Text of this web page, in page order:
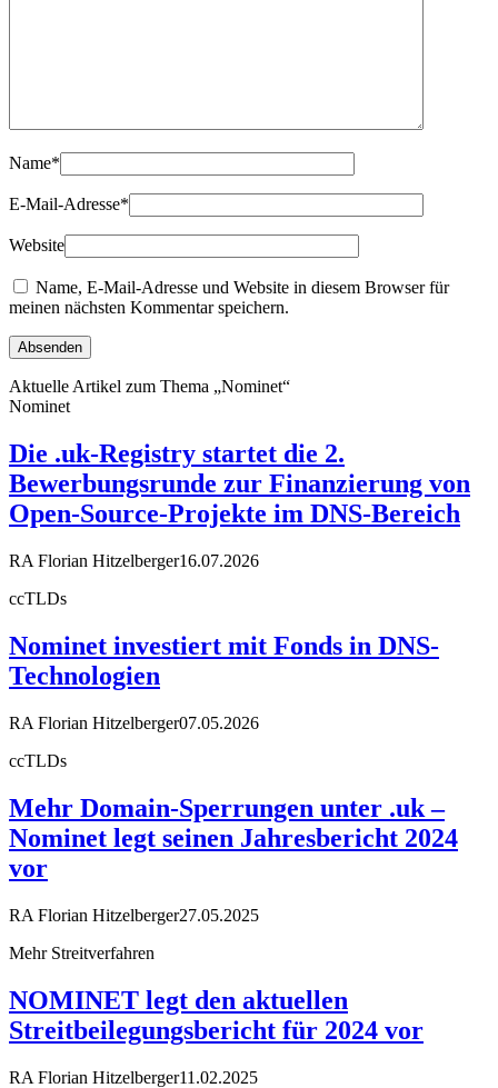
Name*
E-Mail-Adresse*
Website
Name, E-Mail-Adresse und Website in diesem Browser für
meinen nächsten Kommentar speichern.
Aktuelle Artikel zum Thema „Nominet“
Nominet
Die .uk-Registry startet die 2.
Bewerbungsrunde zur Finanzierung von
Open-Source-Projekte im DNS-Bereich
RA Florian Hitzelberger16.07.2026
ccTLDs
Nominet investiert mit Fonds in DNS-
Technologien
RA Florian Hitzelberger07.05.2026
ccTLDs
Mehr Domain-Sperrungen unter .uk –
Nominet legt seinen Jahresbericht 2024
vor
RA Florian Hitzelberger27.05.2025
Mehr Streitverfahren
NOMINET legt den aktuellen
Streitbeilegungsbericht für 2024 vor
RA Florian Hitzelberger11.02.2025